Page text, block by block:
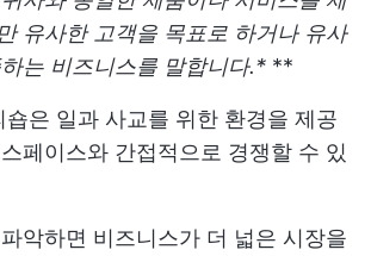
유사한 고객을 목표로 하거나 유사
는 비즈니스를 말합니다.* **
숍은 일과 사교를 위한 환경을 제공
페이스와 간접적으로 경쟁할 수 있
악하면 비즈니스가 더 넓은 시장을